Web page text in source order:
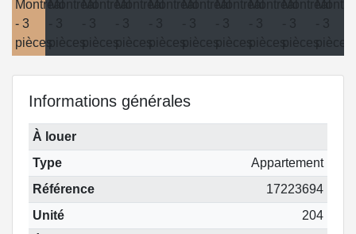
Informations générales
À louer
Type
Appartement
Référence
17223694
Unité
204